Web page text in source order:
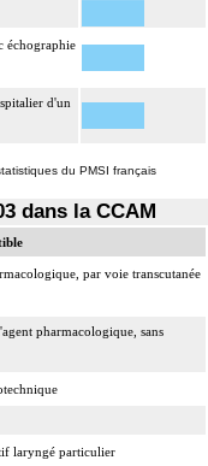
échographie
d'un
du PMSI français
dans la CCAM
par voie transcutanée
pharmacologique, sans
laryngé particulier